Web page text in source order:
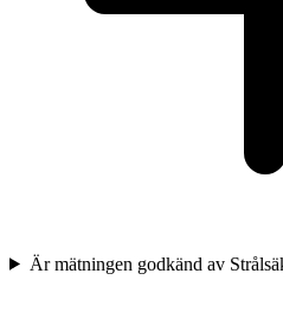
Är mätningen godkänd av